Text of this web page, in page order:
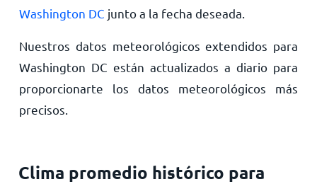
Washington DC junto a la fecha deseada.
Nuestros datos meteorológicos extendidos para
Washington DC están actualizados a diario para
proporcionarte los datos meteorológicos más
precisos.
Clima promedio histórico para